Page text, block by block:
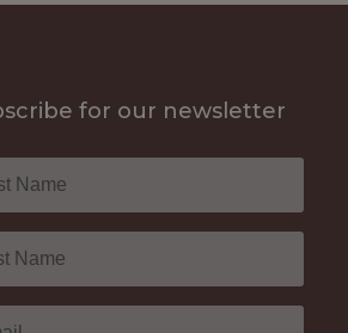
for our newsletter